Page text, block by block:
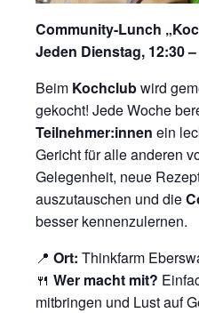
Community-Lunch
Jeden Dienstag, 12:30
Beim Kochclubwird
gekocht! Jede Woche
Teilnehmer:innen ein
Gericht für alle anderen
Gelegenheit, neue
auszutauschen und die
besser kennenzulernen.
📍 Ort: Thinkfarm
🍴 Wer macht mit?
mitbringen und Lust auf